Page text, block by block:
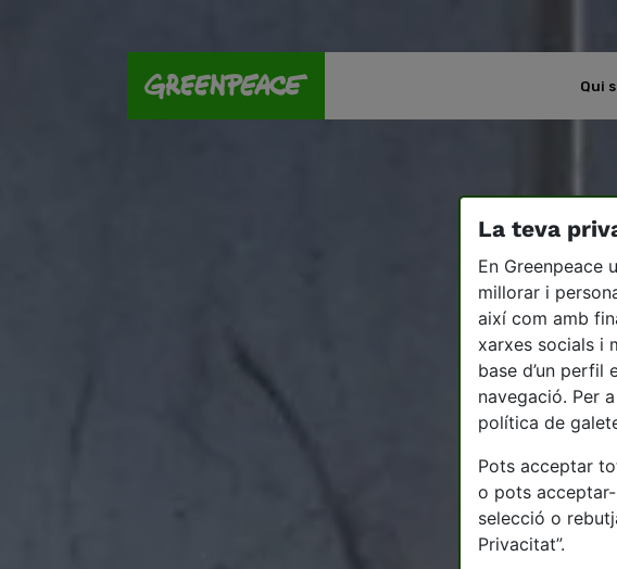
Qui
La teva
En Greenpeace
millorar i
així com amb
xarxes socials i
base d’un
navegació. Per
política de
Pots acceptar
o pots
selecció o
Privacitat”.